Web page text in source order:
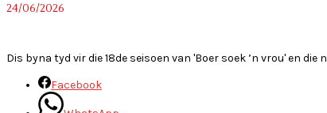
24/06/2026
Dis byna tyd vir die 18de seisoen van 'Boer soek ’n vrou' en
Facebook